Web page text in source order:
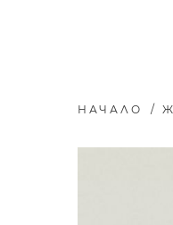
НАЧАЛО /